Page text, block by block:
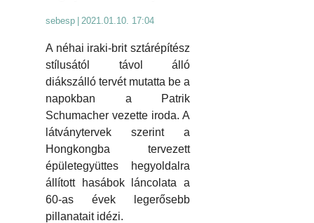
sebesp 2021.01.10. 17:04
A néhai iraki-brit sztárépítész
stílusától távol álló
diákszálló tervét mutatta be a
napokban a Patrik
Schumacher vezette iroda. A
látványtervek szerint a
Hongkongba tervezett
épületegyüttes hegyoldalra
állított hasábok láncolata a
60-as évek legerősebb
pillanatait idézi.